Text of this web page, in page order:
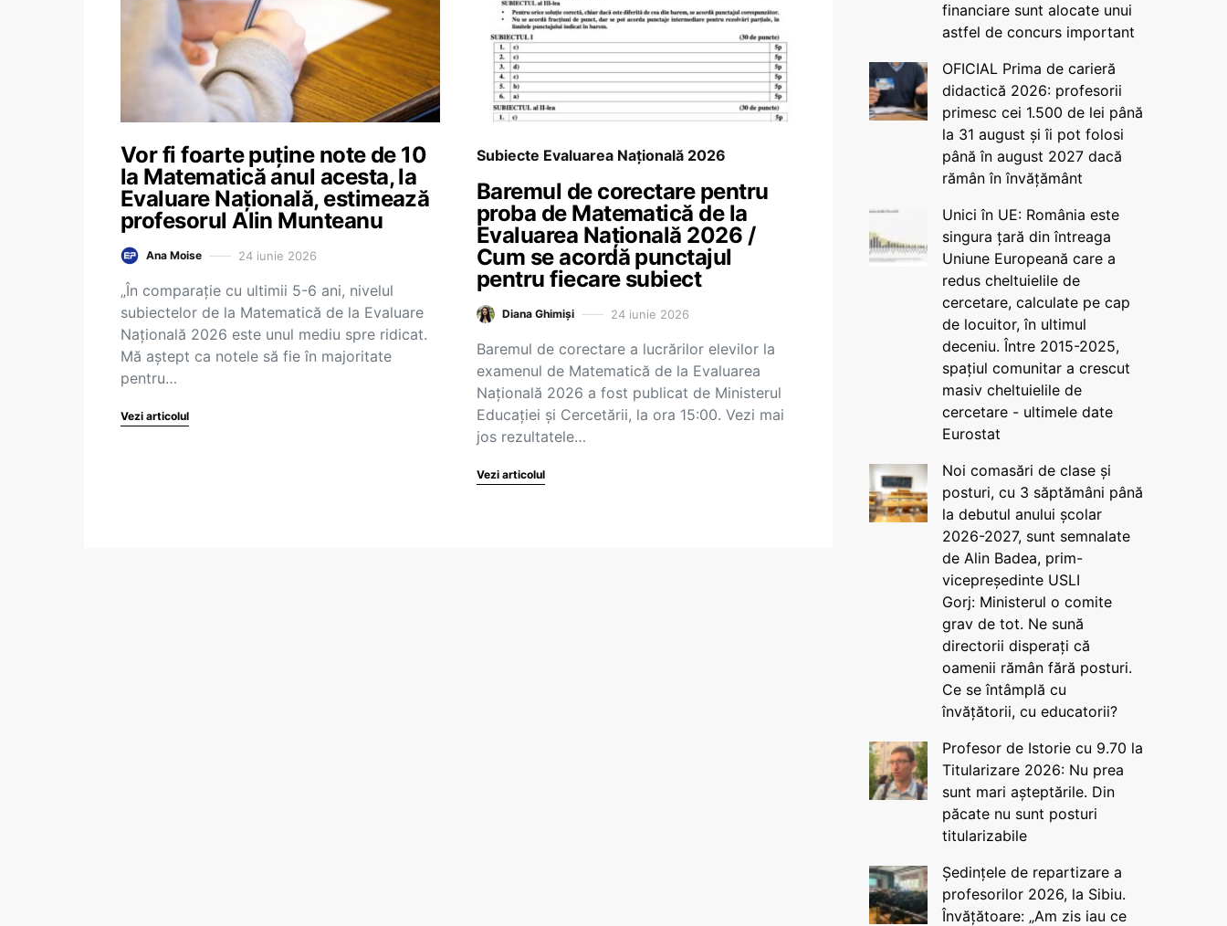
Vor fi foarte puține note de 10
la Matematică anul acesta, la
Evaluare Națională, estimează
profesorul Alin Munteanu
Ana Moise 24 iunie 2026
„În comparație cu ultimii 5-6 ani, nivelul
subiectelor de la Matematică de la Evaluare
Națională 2026 este unul mediu spre ridicat.
Mă aștept ca notele să fie în majoritate
pentru…
Vezi articolul
Subiecte Evaluarea Națională 2026
Baremul de corectare pentru
proba de Matematică de la
Evaluarea Națională 2026 /
Cum se acordă punctajul
pentru fiecare subiect
Diana Ghimiși 24 iunie 2026
Baremul de corectare a lucrărilor elevilor la
examenul de Matematică de la Evaluarea
Națională 2026 a fost publicat de Ministerul
Educației și Cercetării, la ora 15:00. Vezi mai
jos rezultatele…
Vezi articolul
financiare sunt alocate unui
astfel de concurs important
OFICIAL Prima de carieră
didactică 2026: profesorii
primesc cei 1.500 de lei până
la 31 august și îi pot folosi
până în august 2027 dacă
rămân în învățământ
Unici în UE: România este
singura țară din întreaga
Uniune Europeană care a
redus cheltuielile de
cercetare, calculate pe cap
de locuitor, în ultimul
deceniu. Între 2015-2025,
spațiul comunitar a crescut
masiv cheltuielile de
cercetare - ultimele date
Eurostat
Noi comasări de clase și
posturi, cu 3 săptămâni până
la debutul anului școlar
2026-2027, sunt semnalate
de Alin Badea, prim-
vicepreședinte USLI
Gorj: Ministerul o comite
grav de tot. Ne sună
directorii disperați că
oamenii rămân fără posturi.
Ce se întâmplă cu
învățătorii, cu educatorii?
Profesor de Istorie cu 9.70 la
Titularizare 2026: Nu prea
sunt mari așteptările. Din
păcate nu sunt posturi
titularizabile
Ședințele de repartizare a
profesorilor 2026, la Sibiu.
Învățătoare: „Am zis iau ce